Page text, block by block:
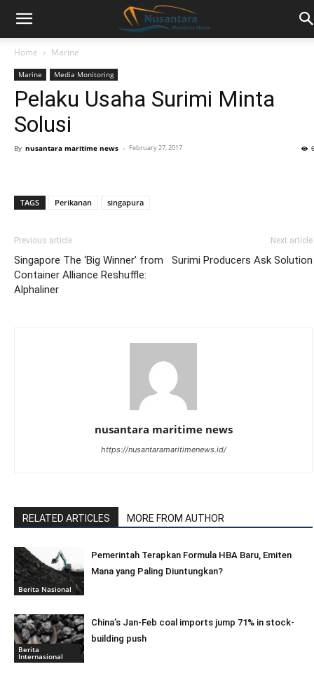
Home Marine
Marine Media Monitoring
Pelaku Usaha Surimi Minta
Solusi
By nusantara maritime news - February 27, 2017
TAGS Perikanan singapura
Previous article
Singapore The ‘Big Winner’ from
Container Alliance Reshuffle:
Alphaliner
Next article
Surimi Producers Ask Solution
nusantara maritime news
https://nusantaramaritimenews.id/
RELATED ARTICLES MORE FROM AUTHOR
Berita Nasional
Pemerintah Terapkan Formula HBA Baru, Emiten
Mana yang Paling Diuntungkan?
Berita
Internasional
China’s Jan-Feb coal imports jump 71% in stock-
building push